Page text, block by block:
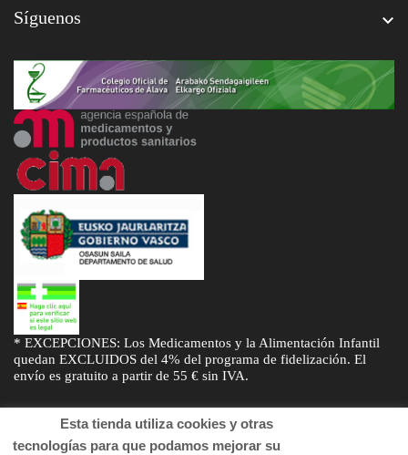
Síguenos 
* EXCEPCIONES: Los Medicamentos y la Alimentación Infantil
quedan EXCLUIDOS del 4% del programa de fidelización. El
envío es gratuito a partir de 55 € sin IVA.
Esta tienda utiliza cookies y otras
tecnologías para que podamos mejorar su